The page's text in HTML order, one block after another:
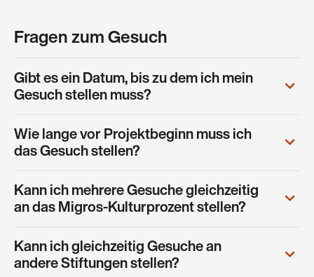
Fragen zum Gesuch
Gibt es ein Datum, bis zu dem ich mein
Gesuch stellen muss?
Wie lange vor Projektbeginn muss ich
das Gesuch stellen?
Kann ich mehrere Gesuche gleichzeitig
an das Migros-Kulturprozent stellen?
Kann ich gleichzeitig Gesuche an
andere Stiftungen stellen?